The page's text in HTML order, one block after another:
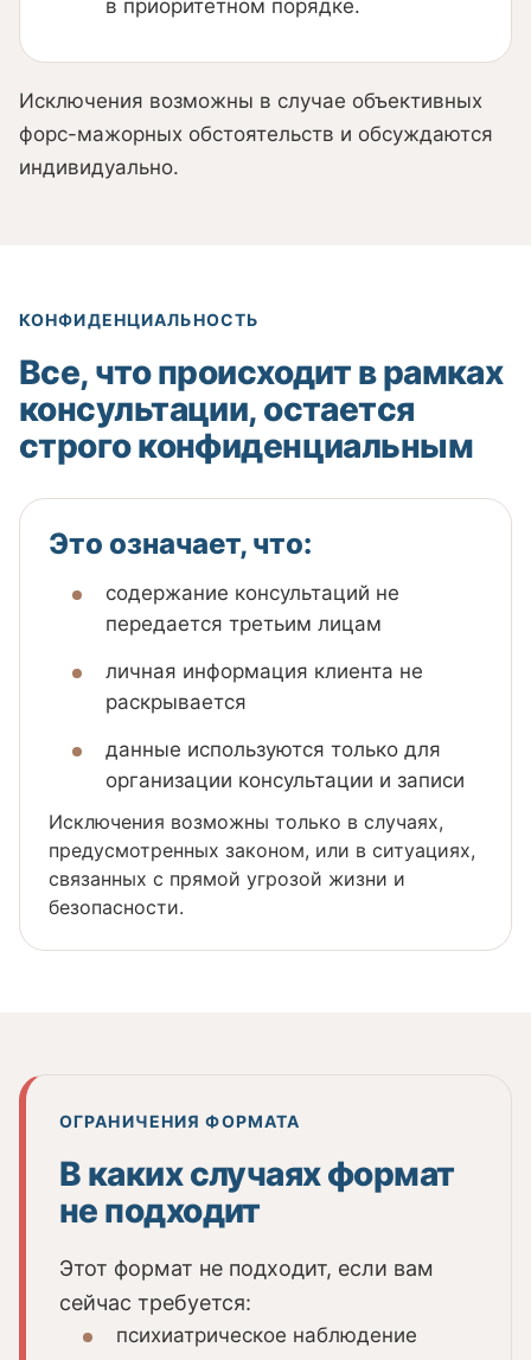
в приоритетном порядке.
Исключения возможны в случае объективных
форс-мажорных обстоятельств и обсуждаются
индивидуально.
КОНФИДЕНЦИАЛЬНОСТЬ
Все, что происходит в рамках
консультации, остается
строго конфиденциальным
Это означает, что:
содержание консультаций не
передается третьим лицам
личная информация клиента не
раскрывается
данные используются только для
организации консультации и записи
Исключения возможны только в случаях,
предусмотренных законом, или в ситуациях,
связанных с прямой угрозой жизни и
безопасности.
ОГРАНИЧЕНИЯ ФОРМАТА
В каких случаях формат
не подходит
Этот формат не подходит, если вам
сейчас требуется:
психиатрическое наблюдение